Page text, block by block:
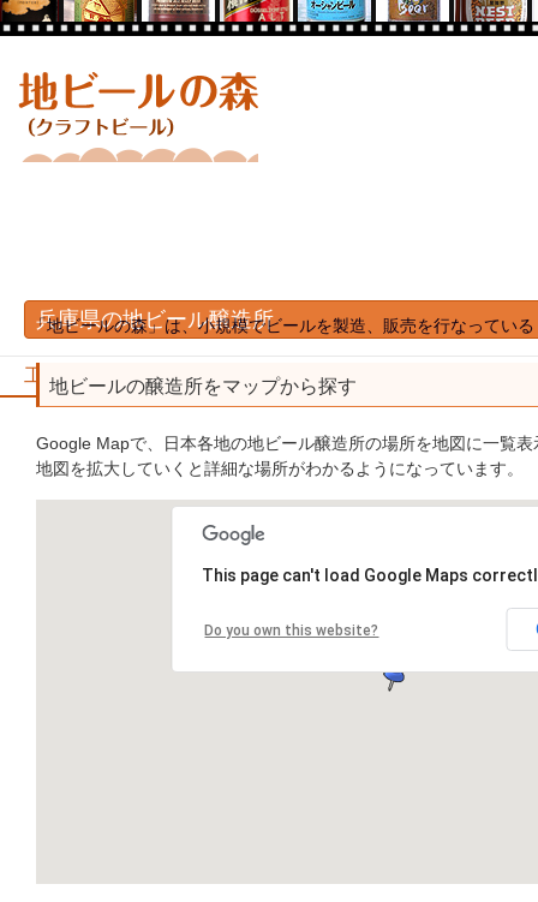
「地ビールの森」は、小規模でビールを製造、販売を行なってい
工場見学のできる醸造所 醸造設備が見られる醸造所
兵庫県の地ビール醸造所
地ビールの醸造所をマップから探す
Google Mapで、日本各地の地ビール醸造所の場所を地図に一覧
地図を拡大していくと詳細な場所がわかるようになっています。
This page can't load Google Maps
Do you own this website?